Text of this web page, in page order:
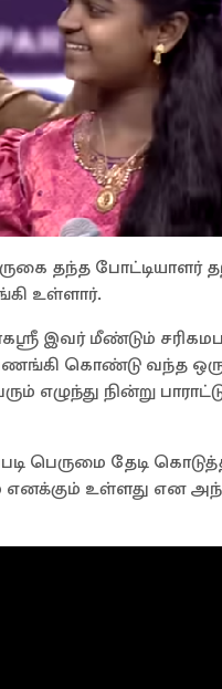
தந்த போட்டியாளர்
உள்ளார்.
இவர் மீண்டும் சரிகமப
கொண்டு வந்த
நின்று பாராட்டு
பெருமை தேடி
உள்ளது என